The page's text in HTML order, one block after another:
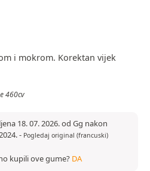
i mokrom. Korektan vijek
460cv
18. 07. 2026. od Gg nakon
- Pogledaj original (francuski)
kupili ove gume? DA